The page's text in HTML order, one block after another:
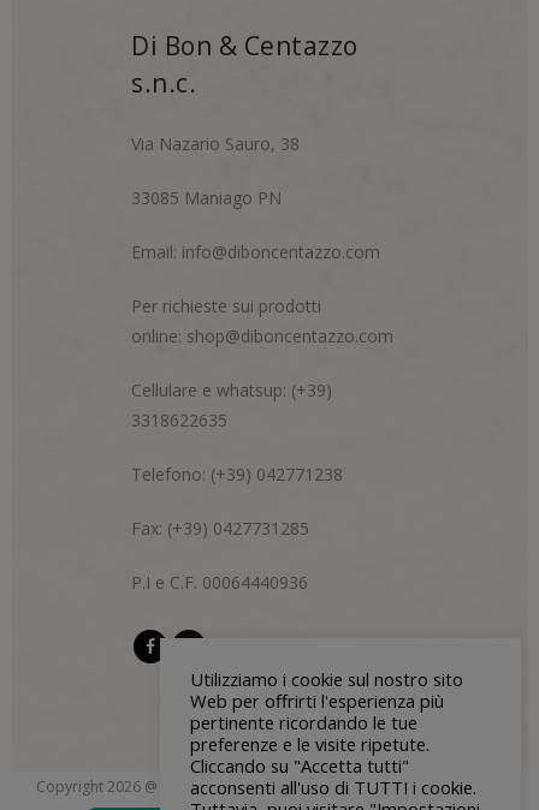
Di Bon & Centazzo
s.n.c.
Via Nazario Sauro, 38
33085 Maniago PN
Email: info@diboncentazzo.com
Per richieste sui prodotti
online: shop@diboncentazzo.com
Cellulare e whatsup: (+39)
3318622635
Telefono: (+39) 042771238
Fax: (+39) 0427731285
P.I e C.F. 00064440936
Copyright 2026 @ Di Bon & Centazzo s.n.c. | P.I e C.F 00064440936 |
Utilizziamo i cookie sul nostro sito
Web per offrirti l'esperienza più
pertinente ricordando le tue
preferenze e le visite ripetute.
Cliccando su "Accetta tutti"
acconsenti all'uso di TUTTI i cookie.